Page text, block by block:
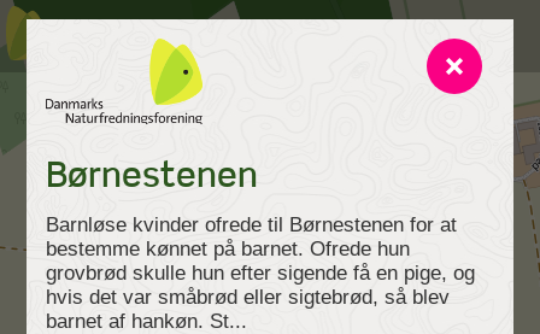
Børnestenen
Barnløse kvinder ofrede til Børnestenen for at
bestemme kønnet på barnet. Ofrede hun
grovbrød skulle hun efter sigende få en pige, og
hvis det var småbrød eller sigtebrød, så blev
barnet af hankøn. St...